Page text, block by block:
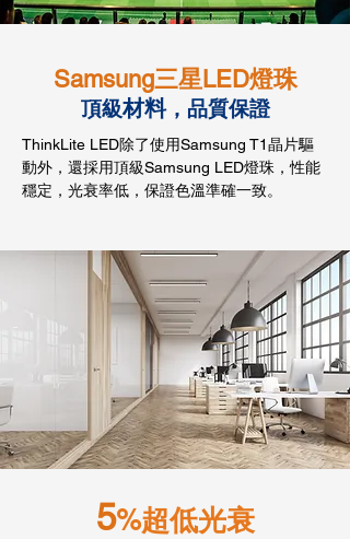
Samsung三星LED燈珠
頂級​材料，品質保證
ThinkLite LED除了使用Samsung T1晶片驅
動外，還採用頂級Samsung LED燈珠，性能
穩定，光衰率低，保證色溫準確一致。
5%超低光衰